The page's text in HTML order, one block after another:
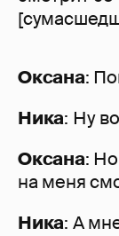
Оксана:
Ника: Ну
Оксана:
на меня
Ника: А